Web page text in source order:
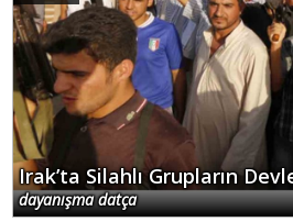
Irak’ta Silahlı Grupların
dayanışma datça